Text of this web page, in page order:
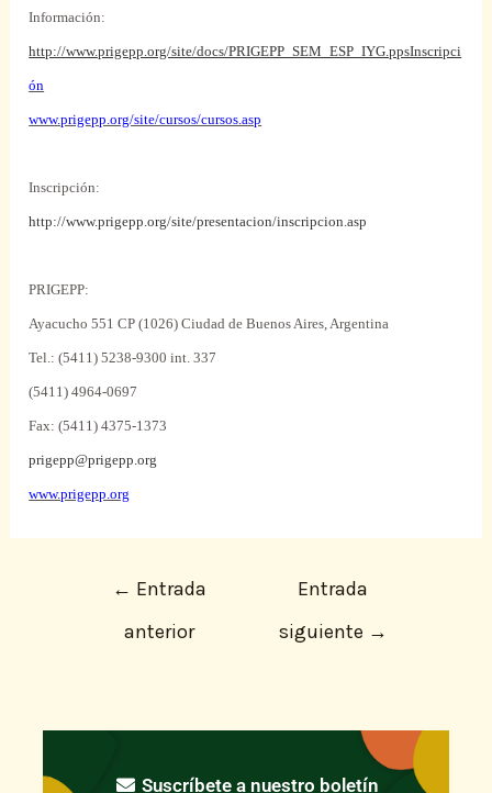
Información:
http://www.prigepp.org/site/docs/PRIGEPP_SEM_ESP_IYG.ppsInscripci
ón
www.prigepp.org/site/cursos/cursos.asp
Inscripción:
http://www.prigepp.org/site/presentacion/inscripcion.asp
PRIGEPP:
Ayacucho 551 CP (1026) Ciudad de Buenos Aires, Argentina
Tel.: (5411) 5238-9300 int. 337
(5411) 4964-0697
Fax: (5411) 4375-1373
prigepp@prigepp.org
www.prigepp.org
← Entrada
anterior
Entrada
siguiente →
Suscríbete a nuestro boletín